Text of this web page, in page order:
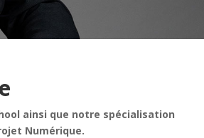
ainsi que notre spécialisation
Numérique.